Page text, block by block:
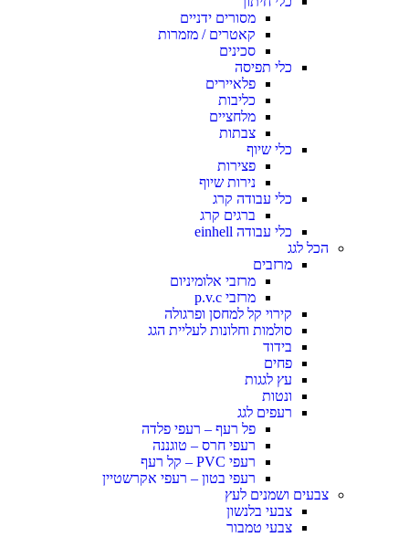
מסורים ידניים
קאטרים / מזמרות
סכינים
כלי תפיסה
פלאיירים
כליבות
מלחציים
צבתות
כלי שיוף
פצירות
נירות שיוף
כלי עבודה קרג
ברגים קרג
כלי עבודה einhell
הכל לגג
מרזבים
מרזבי אלומיניום
מרזבי p.v.c
קירוי קל למחסן ופרגולה
סולמות וחלונות לעליית הגג
בידוד
פחים
עץ לגגות
ונטות
רעפים לגג
פל רעף – רעפי פלדה
רעפי חרס – טוגננה
רעפי PVC – קל רעף
רעפי בטון – רעפי אקרשטיין
צבעים ושמנים לעץ
צבעי בלנשון
צבעי טמבור